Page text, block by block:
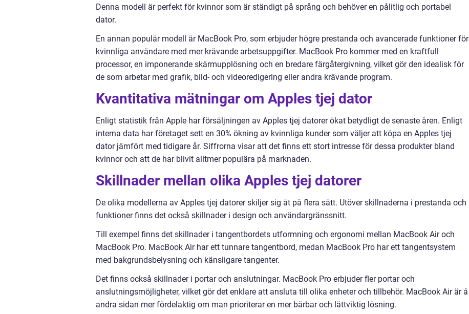
Denna modell är perfekt för kvinnor som är ständigt på språng och behöver en pålitlig och portabel
dator.
En annan populär modell är MacBook Pro, som erbjuder högre prestanda och avancerade funktioner för
kvinnliga användare med mer krävande arbetsuppgifter. MacBook Pro kommer med en kraftfull
processor, en imponerande skärmupplösning och en bredare färgåtergivning, vilket gör den idealisk för
de som arbetar med grafik, bild- och videoredigering eller andra krävande program.
Kvantitativa mätningar om Apples tjej dator
Enligt statistik från Apple har försäljningen av Apples tjej datorer ökat betydligt de senaste åren. Enligt
interna data har företaget sett en 30% ökning av kvinnliga kunder som väljer att köpa en Apples tjej
dator jämfört med tidigare år. Siffrorna visar att det finns ett stort intresse för dessa produkter bland
kvinnor och att de har blivit alltmer populära på marknaden.
Skillnader mellan olika Apples tjej datorer
De olika modellerna av Apples tjej datorer skiljer sig åt på flera sätt. Utöver skillnaderna i prestanda och
funktioner finns det också skillnader i design och användargränssnitt.
Till exempel finns det skillnader i tangentbordets utformning och ergonomi mellan MacBook Air och
MacBook Pro. MacBook Air har ett tunnare tangentbord, medan MacBook Pro har ett tangentsystem
med bakgrundsbelysning och känsligare tangenter.
Det finns också skillnader i portar och anslutningar. MacBook Pro erbjuder fler portar och
anslutningsmöjligheter, vilket gör det enklare att ansluta till olika enheter och tillbehör. MacBook Air är å
andra sidan mer fördelaktig om man prioriterar en mer bärbar och lättviktig lösning.